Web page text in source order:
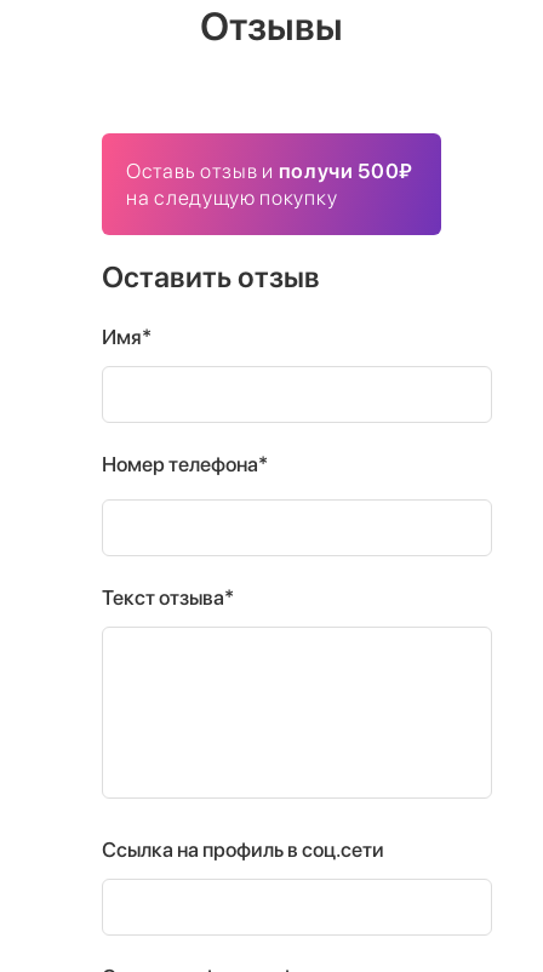
Отзывы
Оставь отзыв и получи 500₽
на следущую покупку
Оставить отзыв
Имя*
Номер телефона*
Текст отзыва*
Ссылка на профиль в соц.сети